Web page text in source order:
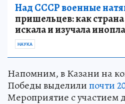
Над СССР военные
пришельцев: как страна
искала и изучала
НАУКА
Напомним, в Казани на
Победы выделилипочти
Мероприятие с участием